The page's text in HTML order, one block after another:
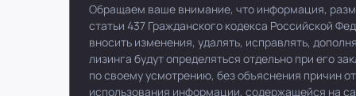
Обращаем ваше внимание, что информация,
статьи 437 Гражданского кодекса Российской
вносить изменения, удалять, исправлять,
лизинга будут определяться отдельно при его
по своему усмотрению, без объяснения причин
использования информации, содержащейся на